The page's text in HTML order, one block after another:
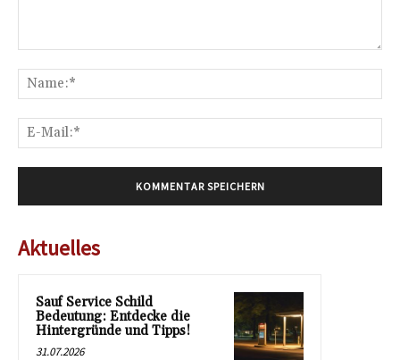
Aktuelles
Sauf Service Schild
Bedeutung: Entdecke die
Hintergründe und Tipps!
31.07.2026